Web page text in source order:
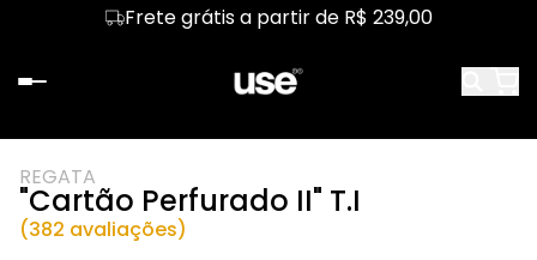
Frete grátis a partir de R$ 239,00
REGATA
"Cartão Perfurado II" T.I
(382 avaliações)